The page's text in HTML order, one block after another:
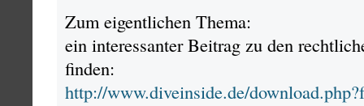
Zum eigentlichen Thema:
ein interessanter Beitrag zu den
finden:
http://www.diveinside.de/